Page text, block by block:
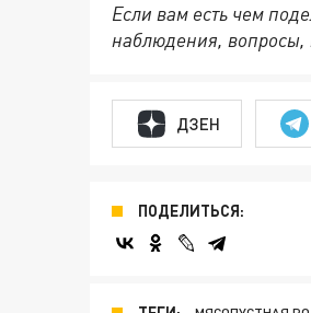
Если вам есть чем
наблюдения, вопросы,
ДЗЕН
ПОДЕЛИТЬСЯ: